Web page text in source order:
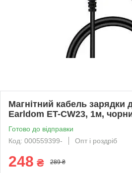
Магнітний кабель зарядки
Earldom ET-CW23, 1м,
Готово до відправки
Код: 000559399-
Опт і роздріб
248 ₴ 289 ₴